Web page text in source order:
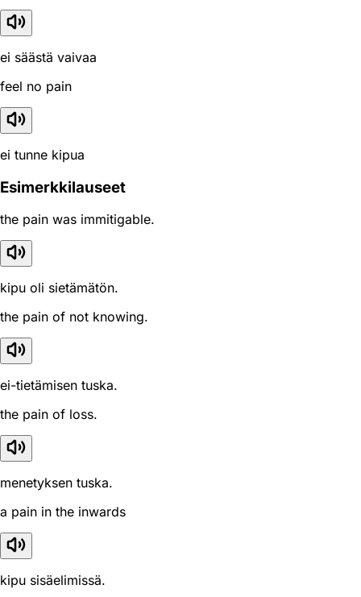
ei säästä vaivaa
feel no pain
ei tunne kipua
Esimerkkilauseet
the pain was immitigable.
kipu oli sietämätön.
the pain of not knowing.
ei-tietämisen tuska.
the pain of loss.
menetyksen tuska.
a pain in the inwards
kipu sisäelimissä.